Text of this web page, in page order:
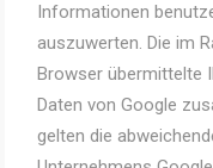
Informationen
auszuwerten. Die im
Browser übermittelte
Daten von Google
gelten die